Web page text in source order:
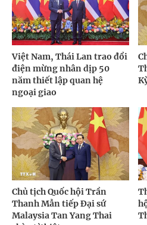
Việt Nam, Thái Lan trao đổi
điện mừng nhân dịp 50
năm thiết lập quan hệ
ngoại giao
Chủ tịch Quốc hội Trần
Thanh Mẫn tiếp Đại sứ
Malaysia Tan Yang Thai